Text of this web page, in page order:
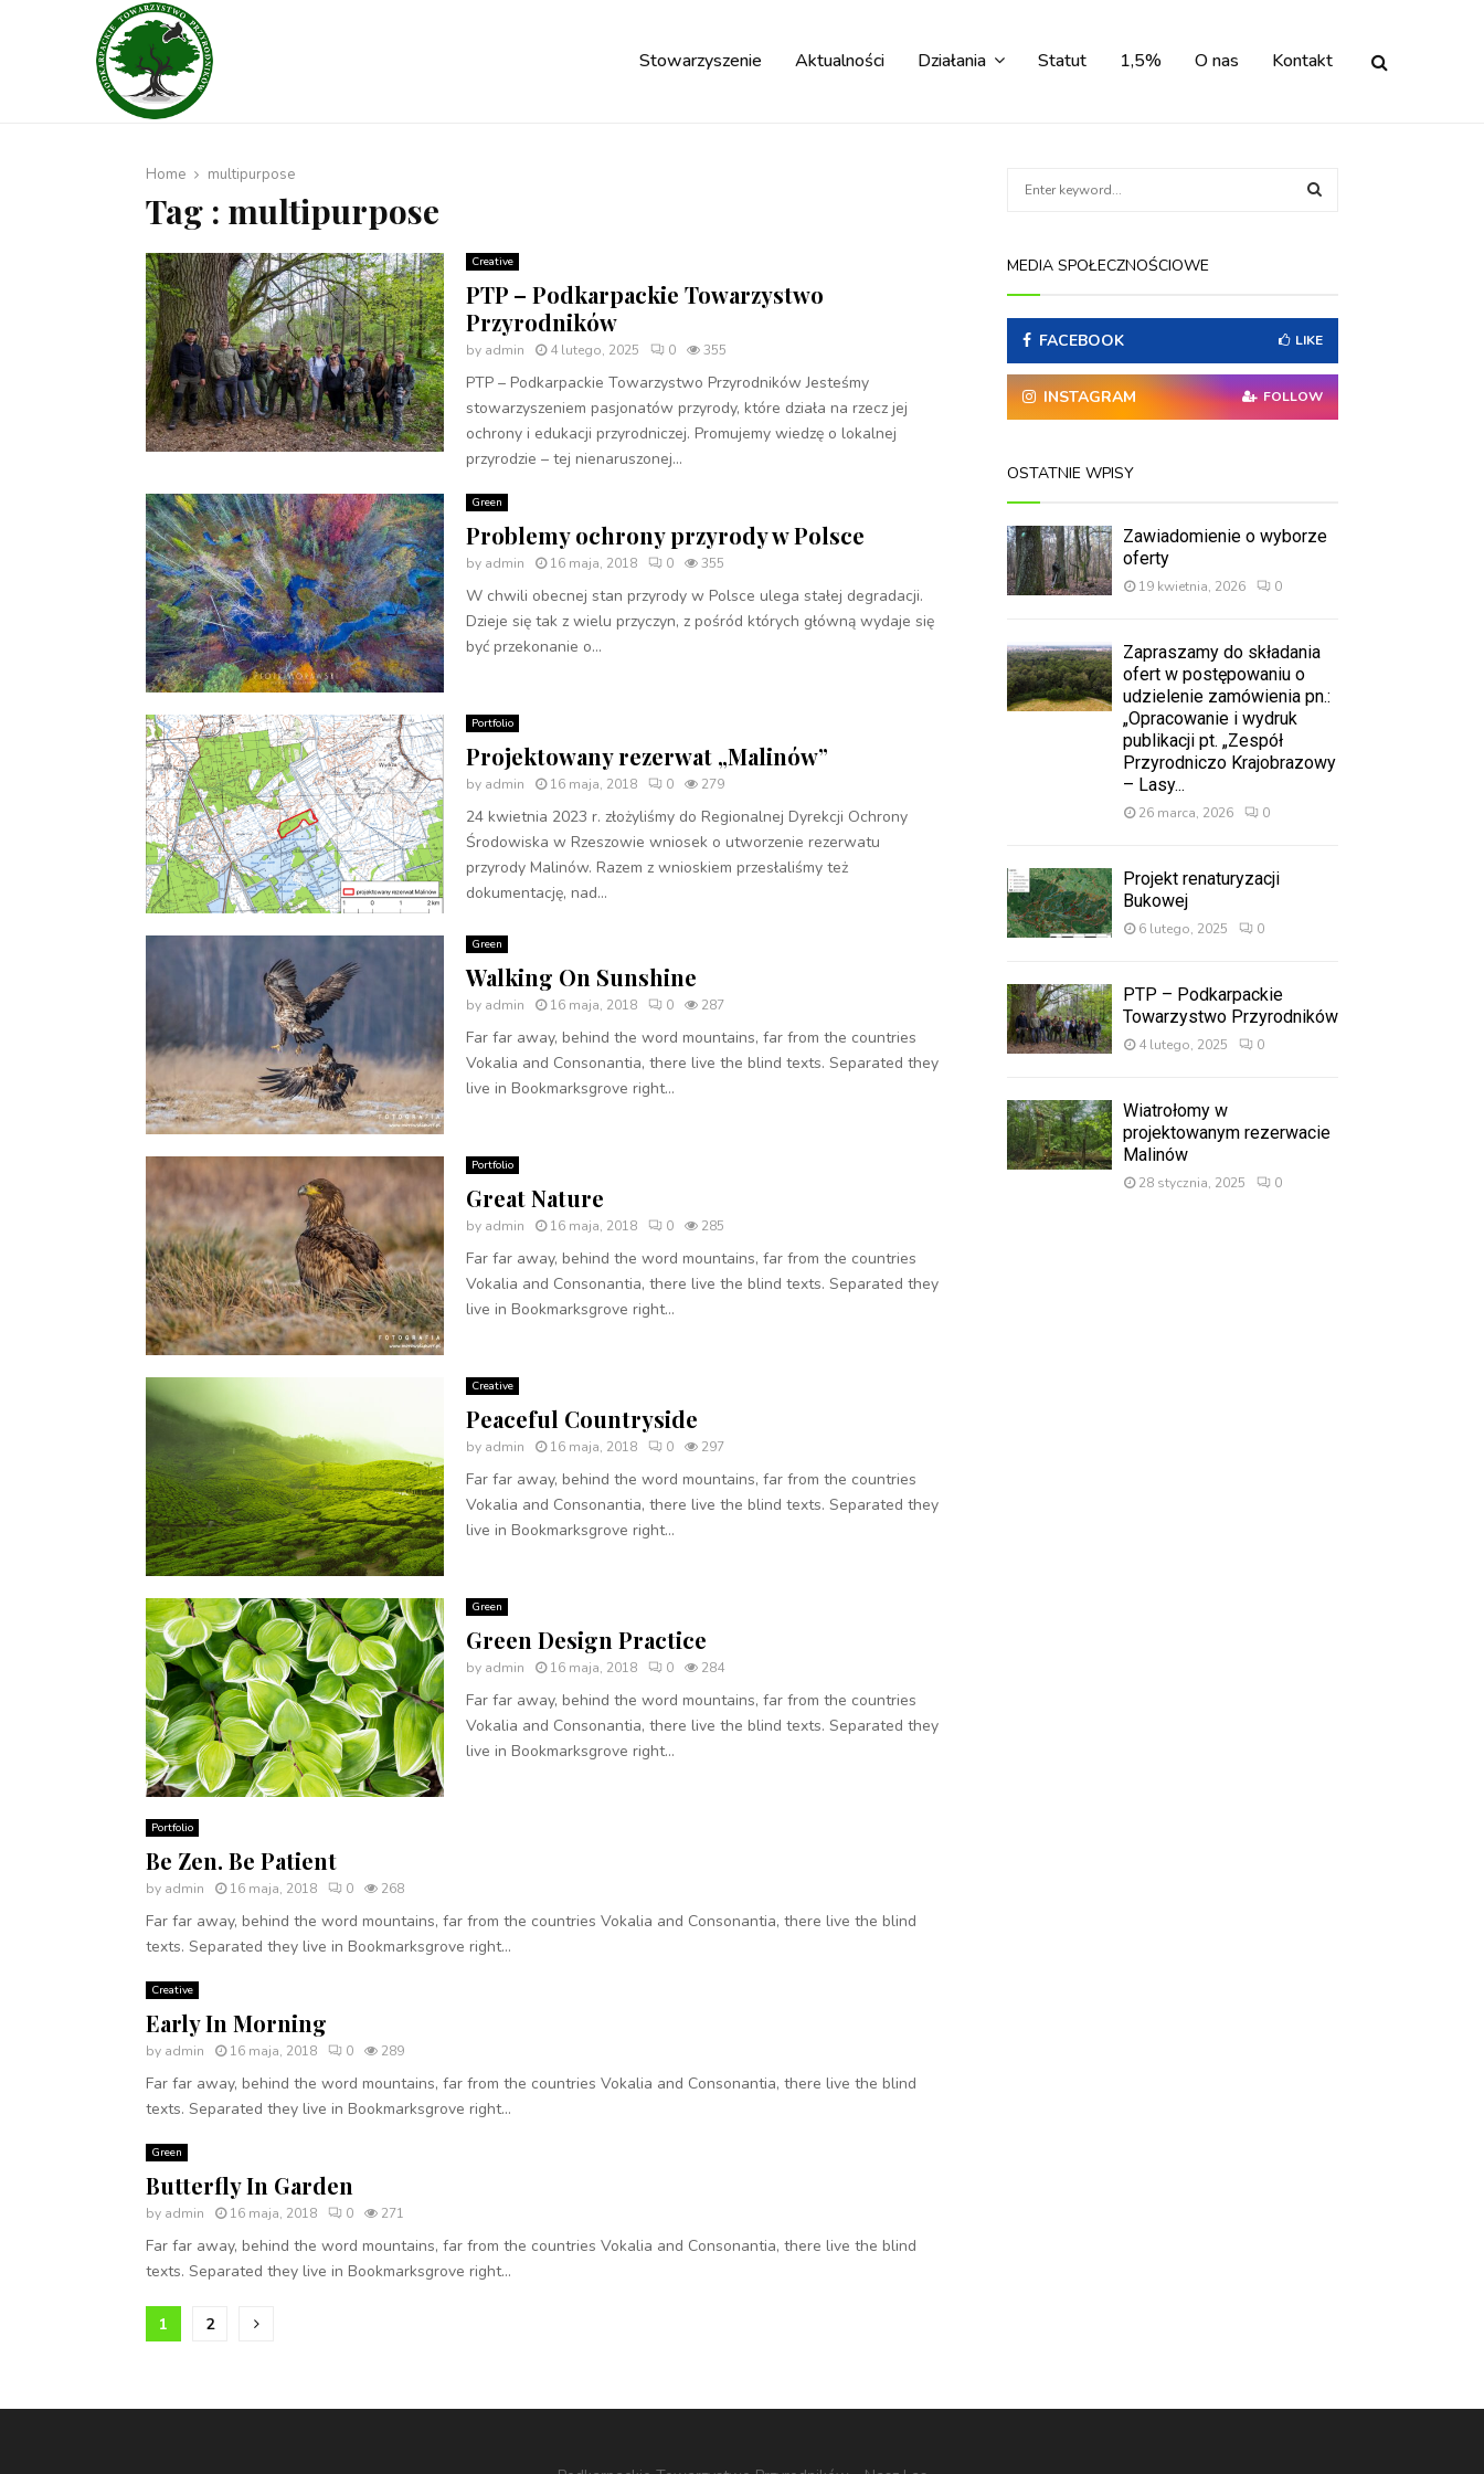
Stowarzyszenie Aktualności Działania Statut 1,5% O nas Kontakt
Home multipurpose
Tag : multipurpose
Creative
PTP – Podkarpackie Towarzystwo
Przyrodników
by admin 4 lutego, 2025 0 355
PTP – Podkarpackie Towarzystwo Przyrodników Jesteśmy
stowarzyszeniem pasjonatów przyrody, które działa na rzecz jej
ochrony i edukacji przyrodniczej. Promujemy wiedzę o lokalnej
przyrodzie – tej nienaruszonej...
Green
Problemy ochrony przyrody w Polsce
by admin 16 maja, 2018 0 355
W chwili obecnej stan przyrody w Polsce ulega stałej degradacji.
Dzieje się tak z wielu przyczyn, z pośród których główną wydaje się
być przekonanie o...
Portfolio
Projektowany rezerwat „Malinów”
by admin 16 maja, 2018 0 279
24 kwietnia 2023 r. złożyliśmy do Regionalnej Dyrekcji Ochrony
Środowiska w Rzeszowie wniosek o utworzenie rezerwatu
przyrody Malinów. Razem z wnioskiem przesłaliśmy też
dokumentację, nad...
Green
Walking On Sunshine
by admin 16 maja, 2018 0 287
Far far away, behind the word mountains, far from the countries
Vokalia and Consonantia, there live the blind texts. Separated they
live in Bookmarksgrove right...
Portfolio
Great Nature
by admin 16 maja, 2018 0 285
Far far away, behind the word mountains, far from the countries
Vokalia and Consonantia, there live the blind texts. Separated they
live in Bookmarksgrove right...
Creative
Peaceful Countryside
by admin 16 maja, 2018 0 297
Far far away, behind the word mountains, far from the countries
Vokalia and Consonantia, there live the blind texts. Separated they
live in Bookmarksgrove right...
Green
Green Design Practice
by admin 16 maja, 2018 0 284
Far far away, behind the word mountains, far from the countries
Vokalia and Consonantia, there live the blind texts. Separated they
live in Bookmarksgrove right...
Portfolio
Be Zen. Be Patient
by admin 16 maja, 2018 0 268
Far far away, behind the word mountains, far from the countries Vokalia and Consonantia, there live the blind
texts. Separated they live in Bookmarksgrove right...
Creative
Early In Morning
by admin 16 maja, 2018 0 289
Far far away, behind the word mountains, far from the countries Vokalia and Consonantia, there live the blind
texts. Separated they live in Bookmarksgrove right...
Green
Butterfly In Garden
by admin 16 maja, 2018 0 271
Far far away, behind the word mountains, far from the countries Vokalia and Consonantia, there live the blind
texts. Separated they live in Bookmarksgrove right...
Stronicowanie
1 2
c
h
f
r
:
A
R
MEDIA SPOŁECZNOŚCIOWE
FACEBOOK LIKE
INSTAGRAM FOLLOW
OSTATNIE WPISY
Zawiadomienie o wyborze
oferty
19 kwietnia, 2026 0
Zapraszamy do składania
ofert w postępowaniu o
udzielenie zamówienia pn.:
„Opracowanie i wydruk
publikacji pt. „Zespół
Przyrodniczo Krajobrazowy
– Lasy...
26 marca, 2026 0
Projekt renaturyzacji
Bukowej
6 lutego, 2025 0
PTP – Podkarpackie
Towarzystwo Przyrodników
4 lutego, 2025 0
Wiatrołomy w
projektowanym rezerwacie
Malinów
28 stycznia, 2025 0